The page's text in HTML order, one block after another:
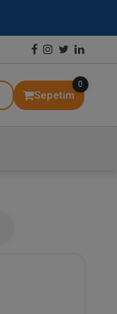
Sepetim
0